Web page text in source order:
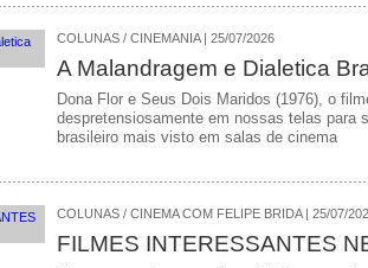
COLUNAS / CINEMANIA | 25/07/2026
A Malandragem e Dialetica
Dona Flor e Seus Dois Maridos (1976), o
despretensiosamente em nossas telas para
brasileiro mais visto em salas de cinema
COLUNAS / CINEMA COM FELIPE BRIDA | 25/07/
FILMES INTERESSANTES